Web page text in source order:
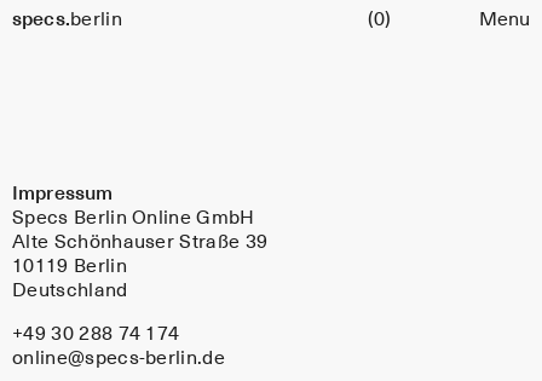
specs.berlin
Cart (0) Menu
Impressum
Specs Berlin Online GmbH
Alte Schönhauser Straße 39
10119 Berlin
Deutschland
+49 30 288 74 174
online@specs-berlin.de